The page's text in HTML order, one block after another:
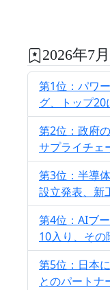
2026年7
第1位：パワ
グ、トップ
第2位：政府
サプライチェ
第3位：半導
設立発表、新
第4位：AIブ
10入り、そ
第5位：日本
とのパートナ